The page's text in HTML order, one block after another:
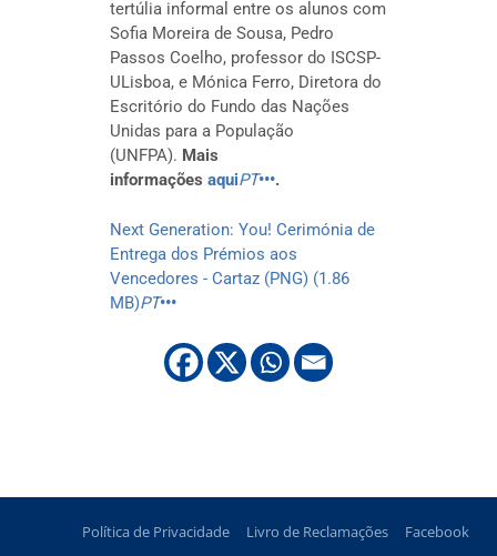
tertúlia informal entre os alunos com
Sofia Moreira de Sousa, Pedro
Passos Coelho, professor do ISCSP-
ULisboa, e Mónica Ferro, Diretora do
Escritório do Fundo das Nações
Unidas para a População
(UNFPA). Mais
informações aquiPT•••.
Next Generation: You! Cerimónia de
Entrega dos Prémios aos
Vencedores - Cartaz (PNG) (1.86
MB)PT•••
Política de Privacidade Livro de Reclamações Facebook